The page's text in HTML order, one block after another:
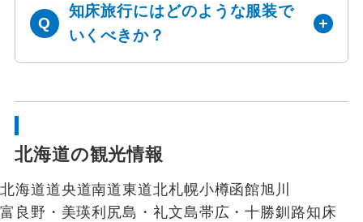
知床旅行にはどのような服装で
いくべきか？
北海道の観光情報
北海道道央道南道東道北札幌小樽函館旭川
富良野・美瑛利尻島・礼文島帯広・十勝釧路知床